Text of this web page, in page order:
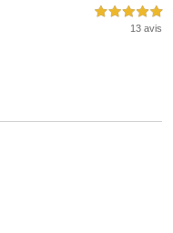
5,0 étoiles sur 5
13 avis